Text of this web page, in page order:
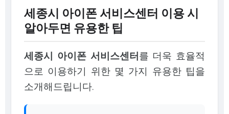
세종시 아이폰 서비스센터 이용 시
알아두면 유용한 팁
세종시 아이폰 서비스센터를 더욱 효율적
으로 이용하기 위한 몇 가지 유용한 팁을
소개해드립니다.